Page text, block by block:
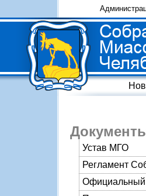
Устав МГО
Регламент
Официальный